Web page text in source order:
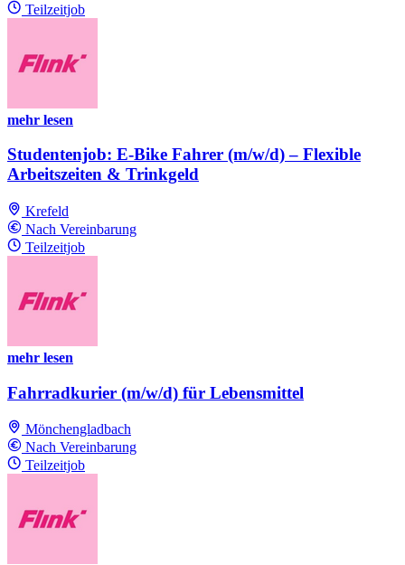
Teilzeitjob
mehr lesen
Studentenjob: E-Bike Fahrer (m/w/d) – Flexible
Arbeitszeiten & Trinkgeld
Krefeld
Nach Vereinbarung
Teilzeitjob
mehr lesen
Fahrradkurier (m/w/d) für Lebensmittel
Mönchengladbach
Nach Vereinbarung
Teilzeitjob